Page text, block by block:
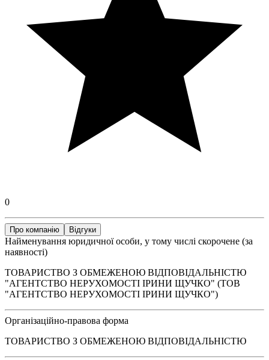
0
Про компанію Відгуки
Найменування юридичної особи, у тому числі скорочене (за
наявності)
ТОВАРИСТВО З ОБМЕЖЕНОЮ ВІДПОВІДАЛЬНІСТЮ
"АГЕНТСТВО НЕРУХОМОСТІ ІРИНИ ЩУЧКО" (ТОВ
"АГЕНТСТВО НЕРУХОМОСТІ ІРИНИ ЩУЧКО")
Організаційно-правова форма
ТОВАРИСТВО З ОБМЕЖЕНОЮ ВІДПОВІДАЛЬНІСТЮ